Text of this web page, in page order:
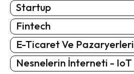
Startup
Fintech
E-Ticaret Ve Pazaryerleri
Nesnelerin İnterneti - IoT